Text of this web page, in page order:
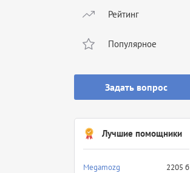
Рейтинг
Популярное
Задать вопрос
Лучшие помощники
Megamozg
2205 б